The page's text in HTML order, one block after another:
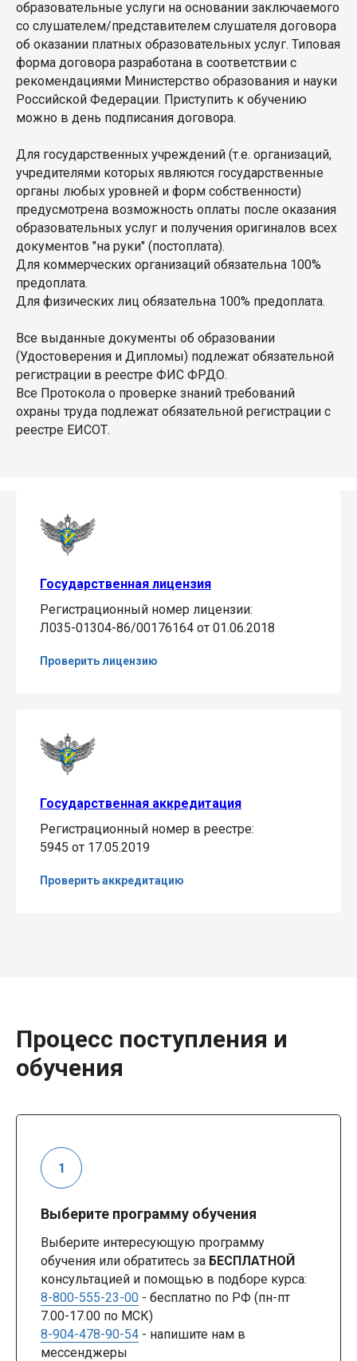
образовательные услуги на основании заключаемого
со слушателем/представителем слушателя договора
об оказании платных образовательных услуг. Типовая
форма договора разработана в соответствии с
рекомендациями Министерство образования и науки
Российской Федерации. Приступить к обучению
можно в день подписания договора.
Для государственных учреждений (т.е. организаций,
учредителями которых являются государственные
органы любых уровней и форм собственности)
предусмотрена возможность оплаты после оказания
образовательных услуг и получения оригиналов всех
документов "на руки" (постоплата).
Для коммерческих организаций обязательна 100%
предоплата.
Для физических лиц обязательна 100% предоплата.
Все выданные документы об образовании
(Удостоверения и Дипломы) подлежат обязательной
регистрации в реестре ФИС ФРДО.
Все Протокола о проверке знаний требований
охраны труда подлежат обязательной регистрации с
реестре ЕИСОТ.
Государственная лицензия
Регистрационный номер лицензии:
Л035-01304-86/00176164 от 01.06.2018
Проверить лицензию
Государственная аккредитация
Регистрационный номер в реестре:
5945 от 17.05.2019
Проверить аккредитацию
Процесс поступления и
обучения
Выберите программу обучения
Выберите интересующую программу
обучения или обратитесь за БЕСПЛАТНОЙ
консультацией и помощью в подборе курса:
8-800-555-23-00 - бесплатно по РФ (пн-пт
7.00-17.00 по МСК)
8-904-478-90-54 - напишите нам в
мессенджеры